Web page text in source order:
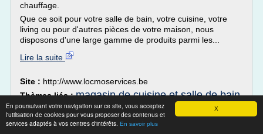
X
En poursuivant votre navigation sur ce site, vous acceptez
l'utilisation de cookies pour vous proposer des contenus et
services adaptés à vos centres d'intérêts. En savoir plus
chauffage.
Que ce soit pour votre salle de bain, votre cuisine, votre
living ou pour d'autres pièces de votre maison, nous
disposons d'une large gamme de produits parmi les...
Lire la suite
Site : http://www.locmoservices.be
Thèmes liés :magasin de cuisine et salle de bain
Chauffagiste - Boyer R. - Courlon-sur-
Yonne - Yonne (89)